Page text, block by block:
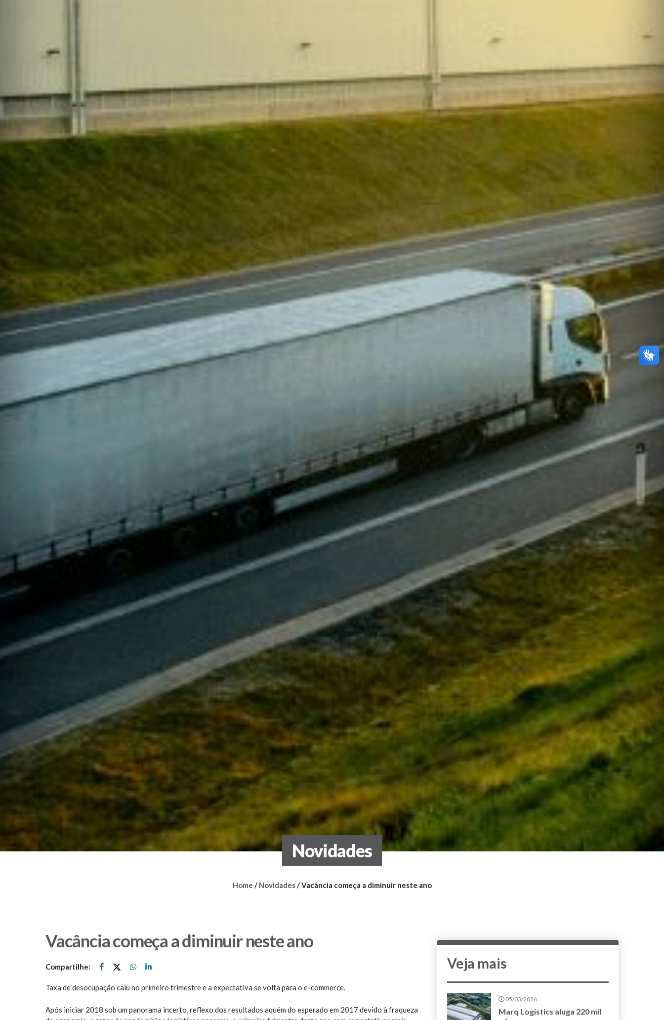
Novidades
Home / Novidades/Vacância começa a diminuir neste ano
Vacância começa a diminuir neste ano
Compartilhe:
Taxa de desocupação caiu no primeiro trimestre e a expectativa se volta para o e-commerce.
Após iniciar 2018 sob um panorama incerto, reflexo dos resultados aquém do esperado em 2017 devido à fraqueza
Veja mais
05/03/2026
Marq Logistics aluga 220 mil